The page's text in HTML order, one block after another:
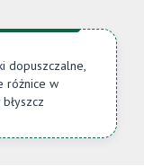
dopuszczalne,
różnice w